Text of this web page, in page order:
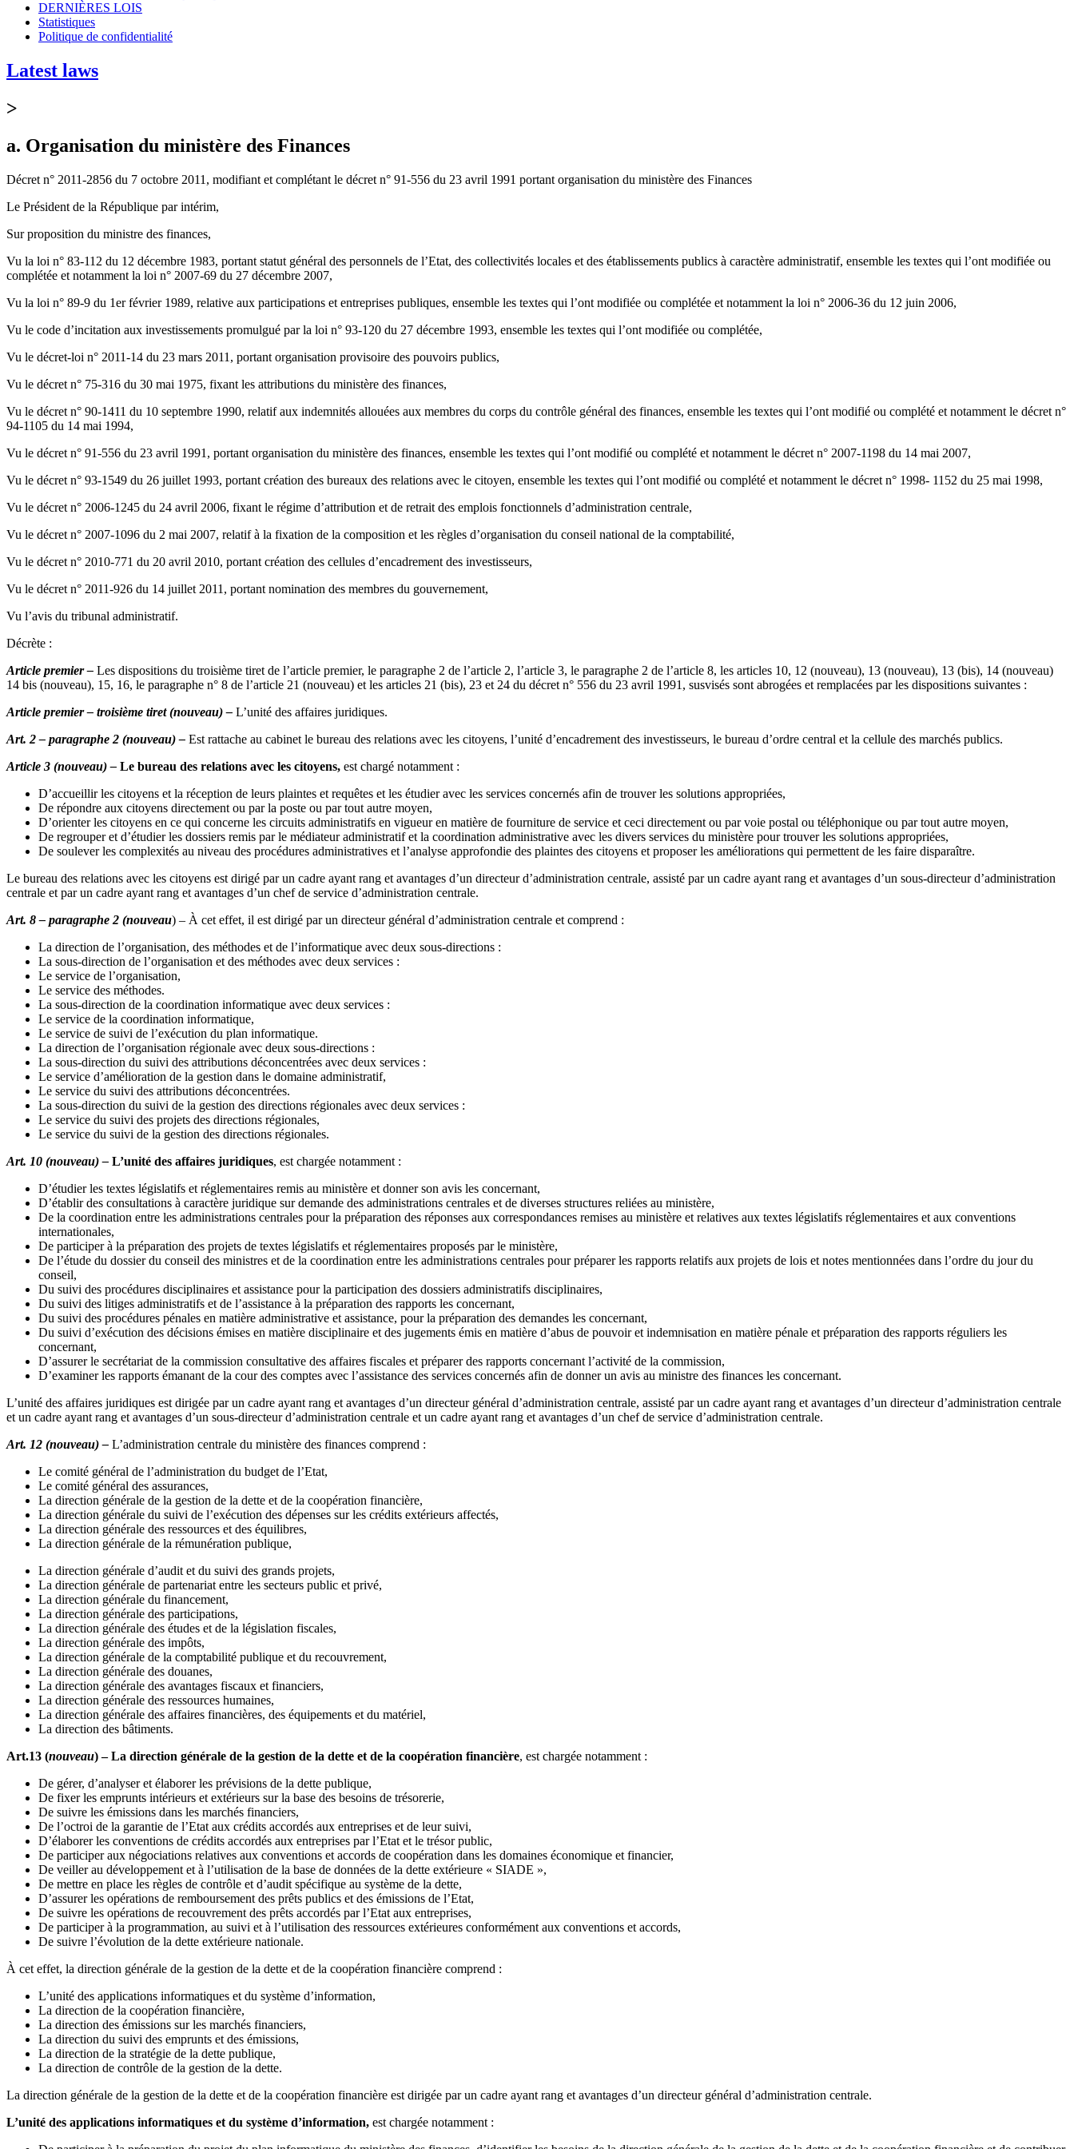
DERNIÈRES LOIS
Statistiques
Politique de confidentialité
Latest laws
>
a. Organisation du ministère des Finances
Décret n° 2011-2856 du 7 octobre 2011, modifiant et complétant le décret n° 91-556 du 23 avril 1991 portant organisation du ministère des Finances
Le Président de la République par intérim,
Sur proposition du ministre des finances,
Vu la loi n° 83-112 du 12 décembre 1983, portant statut général des personnels de l’Etat, des collectivités locales et des établissements publics à caractère administratif, ensemble les textes qui l’ont modifiée ou
complétée et notamment la loi n° 2007-69 du 27 décembre 2007,
Vu la loi n° 89-9 du 1er février 1989, relative aux participations et entreprises publiques, ensemble les textes qui l’ont modifiée ou complétée et notamment la loi n° 2006-36 du 12 juin 2006,
Vu le code d’incitation aux investissements promulgué par la loi n° 93-120 du 27 décembre 1993, ensemble les textes qui l’ont modifiée ou complétée,
Vu le décret-loi n° 2011-14 du 23 mars 2011, portant organisation provisoire des pouvoirs publics,
Vu le décret n° 75-316 du 30 mai 1975, fixant les attributions du ministère des finances,
Vu le décret n° 90-1411 du 10 septembre 1990, relatif aux indemnités allouées aux membres du corps du contrôle général des finances, ensemble les textes qui l’ont modifié ou complété et notamment le décret n°
94-1105 du 14 mai 1994,
Vu le décret n° 91-556 du 23 avril 1991, portant organisation du ministère des finances, ensemble les textes qui l’ont modifié ou complété et notamment le décret n° 2007-1198 du 14 mai 2007,
Vu le décret n° 93-1549 du 26 juillet 1993, portant création des bureaux des relations avec le citoyen, ensemble les textes qui l’ont modifié ou complété et notamment le décret n° 1998- 1152 du 25 mai 1998,
Vu le décret n° 2006-1245 du 24 avril 2006, fixant le régime d’attribution et de retrait des emplois fonctionnels d’administration centrale,
Vu le décret n° 2007-1096 du 2 mai 2007, relatif à la fixation de la composition et les règles d’organisation du conseil national de la comptabilité,
Vu le décret n° 2010-771 du 20 avril 2010, portant création des cellules d’encadrement des investisseurs,
Vu le décret n° 2011-926 du 14 juillet 2011, portant nomination des membres du gouvernement,
Vu l’avis du tribunal administratif.
Décrète :
Article premier – Les dispositions du troisième tiret de l’article premier, le paragraphe 2 de l’article 2, l’article 3, le paragraphe 2 de l’article 8, les articles 10, 12 (nouveau), 13 (nouveau), 13 (bis), 14 (nouveau)
14 bis (nouveau), 15, 16, le paragraphe n° 8 de l’article 21 (nouveau) et les articles 21 (bis), 23 et 24 du décret n° 556 du 23 avril 1991, susvisés sont abrogées et remplacées par les dispositions suivantes :
Article premier – troisième tiret (nouveau) – L’unité des affaires juridiques.
Art. 2 – paragraphe 2 (nouveau) – Est rattache au cabinet le bureau des relations avec les citoyens, l’unité d’encadrement des investisseurs, le bureau d’ordre central et la cellule des marchés publics.
Article 3 (nouveau) – Le bureau des relations avec les citoyens, est chargé notamment :
D’accueillir les citoyens et la réception de leurs plaintes et requêtes et les étudier avec les services concernés afin de trouver les solutions appropriées,
De répondre aux citoyens directement ou par la poste ou par tout autre moyen,
D’orienter les citoyens en ce qui concerne les circuits administratifs en vigueur en matière de fourniture de service et ceci directement ou par voie postal ou téléphonique ou par tout autre moyen,
De regrouper et d’étudier les dossiers remis par le médiateur administratif et la coordination administrative avec les divers services du ministère pour trouver les solutions appropriées,
De soulever les complexités au niveau des procédures administratives et l’analyse approfondie des plaintes des citoyens et proposer les améliorations qui permettent de les faire disparaître.
Le bureau des relations avec les citoyens est dirigé par un cadre ayant rang et avantages d’un directeur d’administration centrale, assisté par un cadre ayant rang et avantages d’un sous-directeur d’administration
centrale et par un cadre ayant rang et avantages d’un chef de service d’administration centrale.
Art. 8 – paragraphe 2 (nouveau) – À cet effet, il est dirigé par un directeur général d’administration centrale et comprend :
La direction de l’organisation, des méthodes et de l’informatique avec deux sous-directions :
La sous-direction de l’organisation et des méthodes avec deux services :
Le service de l’organisation,
Le service des méthodes.
La sous-direction de la coordination informatique avec deux services :
Le service de la coordination informatique,
Le service de suivi de l’exécution du plan informatique.
La direction de l’organisation régionale avec deux sous-directions :
La sous-direction du suivi des attributions déconcentrées avec deux services :
Le service d’amélioration de la gestion dans le domaine administratif,
Le service du suivi des attributions déconcentrées.
La sous-direction du suivi de la gestion des directions régionales avec deux services :
Le service du suivi des projets des directions régionales,
Le service du suivi de la gestion des directions régionales.
Art. 10 (nouveau) – L’unité des affaires juridiques, est chargée notamment :
D’étudier les textes législatifs et réglementaires remis au ministère et donner son avis les concernant,
D’établir des consultations à caractère juridique sur demande des administrations centrales et de diverses structures reliées au ministère,
De la coordination entre les administrations centrales pour la préparation des réponses aux correspondances remises au ministère et relatives aux textes législatifs réglementaires et aux conventions
internationales,
De participer à la préparation des projets de textes législatifs et réglementaires proposés par le ministère,
De l’étude du dossier du conseil des ministres et de la coordination entre les administrations centrales pour préparer les rapports relatifs aux projets de lois et notes mentionnées dans l’ordre du jour du
conseil,
Du suivi des procédures disciplinaires et assistance pour la participation des dossiers administratifs disciplinaires,
Du suivi des litiges administratifs et de l’assistance à la préparation des rapports les concernant,
Du suivi des procédures pénales en matière administrative et assistance, pour la préparation des demandes les concernant,
Du suivi d’exécution des décisions émises en matière disciplinaire et des jugements émis en matière d’abus de pouvoir et indemnisation en matière pénale et préparation des rapports réguliers les
concernant,
D’assurer le secrétariat de la commission consultative des affaires fiscales et préparer des rapports concernant l’activité de la commission,
D’examiner les rapports émanant de la cour des comptes avec l’assistance des services concernés afin de donner un avis au ministre des finances les concernant.
L’unité des affaires juridiques est dirigée par un cadre ayant rang et avantages d’un directeur général d’administration centrale, assisté par un cadre ayant rang et avantages d’un directeur d’administration centrale
et un cadre ayant rang et avantages d’un sous-directeur d’administration centrale et un cadre ayant rang et avantages d’un chef de service d’administration centrale.
Art. 12 (nouveau) – L’administration centrale du ministère des finances comprend :
Le comité général de l’administration du budget de l’Etat,
Le comité général des assurances,
La direction générale de la gestion de la dette et de la coopération financière,
La direction générale du suivi de l’exécution des dépenses sur les crédits extérieurs affectés,
La direction générale des ressources et des équilibres,
La direction générale de la rémunération publique,
La direction générale d’audit et du suivi des grands projets,
La direction générale de partenariat entre les secteurs public et privé,
La direction générale du financement,
La direction générale des participations,
La direction générale des études et de la législation fiscales,
La direction générale des impôts,
La direction générale de la comptabilité publique et du recouvrement,
La direction générale des douanes,
La direction générale des avantages fiscaux et financiers,
La direction générale des ressources humaines,
La direction générale des affaires financières, des équipements et du matériel,
La direction des bâtiments.
Art.13 (nouveau) – La direction générale de la gestion de la dette et de la coopération financière, est chargée notamment :
De gérer, d’analyser et élaborer les prévisions de la dette publique,
De fixer les emprunts intérieurs et extérieurs sur la base des besoins de trésorerie,
De suivre les émissions dans les marchés financiers,
De l’octroi de la garantie de l’Etat aux crédits accordés aux entreprises et de leur suivi,
D’élaborer les conventions de crédits accordés aux entreprises par l’Etat et le trésor public,
De participer aux négociations relatives aux conventions et accords de coopération dans les domaines économique et financier,
De veiller au développement et à l’utilisation de la base de données de la dette extérieure « SIADE »,
De mettre en place les règles de contrôle et d’audit spécifique au système de la dette,
D’assurer les opérations de remboursement des prêts publics et des émissions de l’Etat,
De suivre les opérations de recouvrement des prêts accordés par l’Etat aux entreprises,
De participer à la programmation, au suivi et à l’utilisation des ressources extérieures conformément aux conventions et accords,
De suivre l’évolution de la dette extérieure nationale.
À cet effet, la direction générale de la gestion de la dette et de la coopération financière comprend :
L’unité des applications informatiques et du système d’information,
La direction de la coopération financière,
La direction des émissions sur les marchés financiers,
La direction du suivi des emprunts et des émissions,
La direction de la stratégie de la dette publique,
La direction de contrôle de la gestion de la dette.
La direction générale de la gestion de la dette et de la coopération financière est dirigée par un cadre ayant rang et avantages d’un directeur général d’administration centrale.
L’unité des applications informatiques et du système d’information, est chargée notamment :